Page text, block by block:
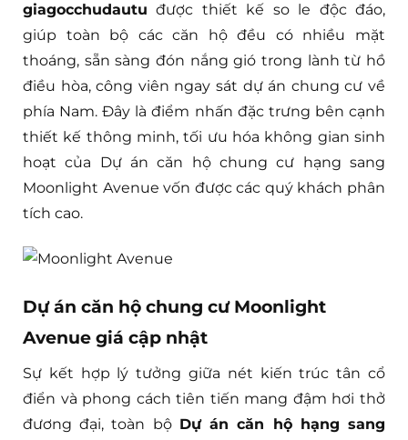
giagocchudautu được thiết kế so le độc đáo,
giúp toàn bộ các căn hộ đều có nhiều mặt
thoáng, sẵn sàng đón nắng gió trong lành từ hồ
điều hòa, công viên ngay sát dự án chung cư về
phía Nam. Đây là điểm nhấn đặc trưng bên cạnh
thiết kế thông minh, tối ưu hóa không gian sinh
hoạt của Dự án căn hộ chung cư hạng sang
Moonlight Avenue vốn được các quý khách phân
tích cao.
Dự án căn hộ chung cư Moonlight
Avenue giá cập nhật
Sự kết hợp lý tưởng giữa nét kiến trúc tân cổ
điển và phong cách tiên tiến mang đậm hơi thở
đương đại, toàn bộ Dự án căn hộ hạng sang